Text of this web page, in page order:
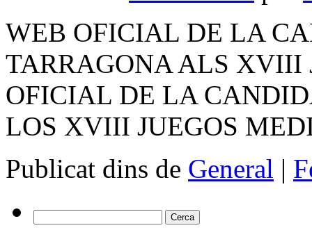
WEB OFICIAL DE LA
TARRAGONA ALS XVIII
OFICIAL DE LA
LOS XVIII JUEGOS
Publicat dins de General |